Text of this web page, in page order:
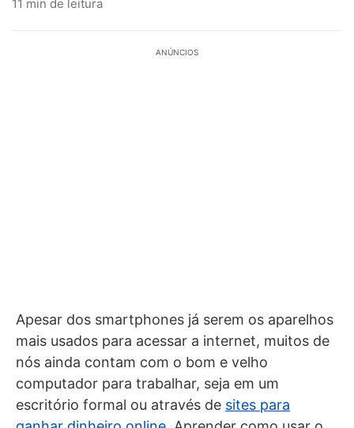
11 min de leitura
ANÚNCIOS
Apesar dos smartphones já serem os aparelhos
mais usados para acessar a internet, muitos de
nós ainda contam com o bom e velho
computador para trabalhar, seja em um
escritório formal ou através de sites para